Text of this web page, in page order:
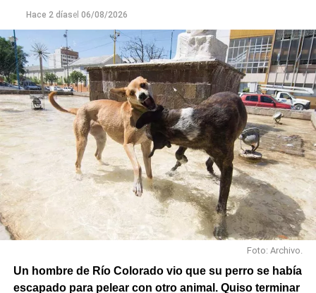
Hace 2 díasel 06/08/2026
Foto: Archivo.
Un hombre de Río Colorado vio que su perro se había
escapado para pelear con otro animal. Quiso terminar